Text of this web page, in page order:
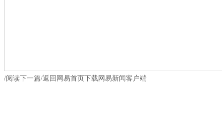
/阅读下一篇/返回网易首页下载网易新闻客户端